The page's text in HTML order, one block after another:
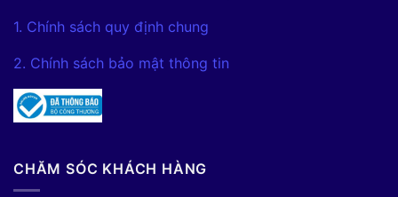
1. Chính sách quy định chung
2. Chính sách bảo mật thông tin
CHĂM SÓC KHÁCH HÀNG